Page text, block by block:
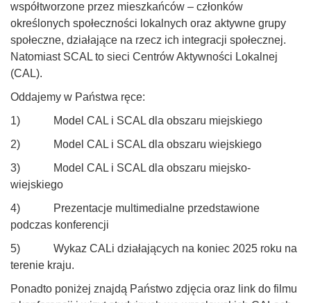
współtworzone przez mieszkańców – członków
określonych społeczności lokalnych oraz aktywne grupy
społeczne, działające na rzecz ich integracji społecznej.
Natomiast SCAL to sieci Centrów Aktywności Lokalnej
(CAL).
Oddajemy w Państwa ręce:
1) Model CAL i SCAL dla obszaru miejskiego
2) Model CAL i SCAL dla obszaru wiejskiego
3) Model CAL i SCAL dla obszaru miejsko-
wiejskiego
4) Prezentacje multimedialne przedstawione
podczas konferencji
5) Wykaz CALi działających na koniec 2025 roku na
terenie kraju.
Ponadto poniżej znajdą Państwo zdjęcia oraz link do filmu